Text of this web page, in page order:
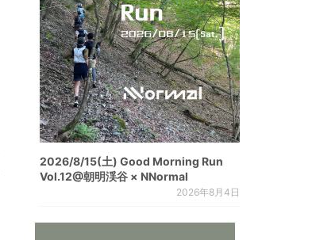
2026/8/15(土) Good Morning Run
Vol.12@朝明渓谷 × NNormal
2026年8月4日